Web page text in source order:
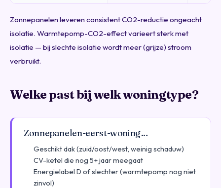
Zonnepanelen leveren consistent CO2-reductie ongeacht
isolatie. Warmtepomp-CO2-effect varieert sterk met
isolatie — bij slechte isolatie wordt meer (grijze) stroom
verbruikt.
Welke past bij welk woningtype?
Zonnepanelen-eerst-woning…
Geschikt dak (zuid/oost/west, weinig schaduw)
CV-ketel die nog 5+ jaar meegaat
Energielabel D of slechter (warmtepomp nog niet
zinvol)